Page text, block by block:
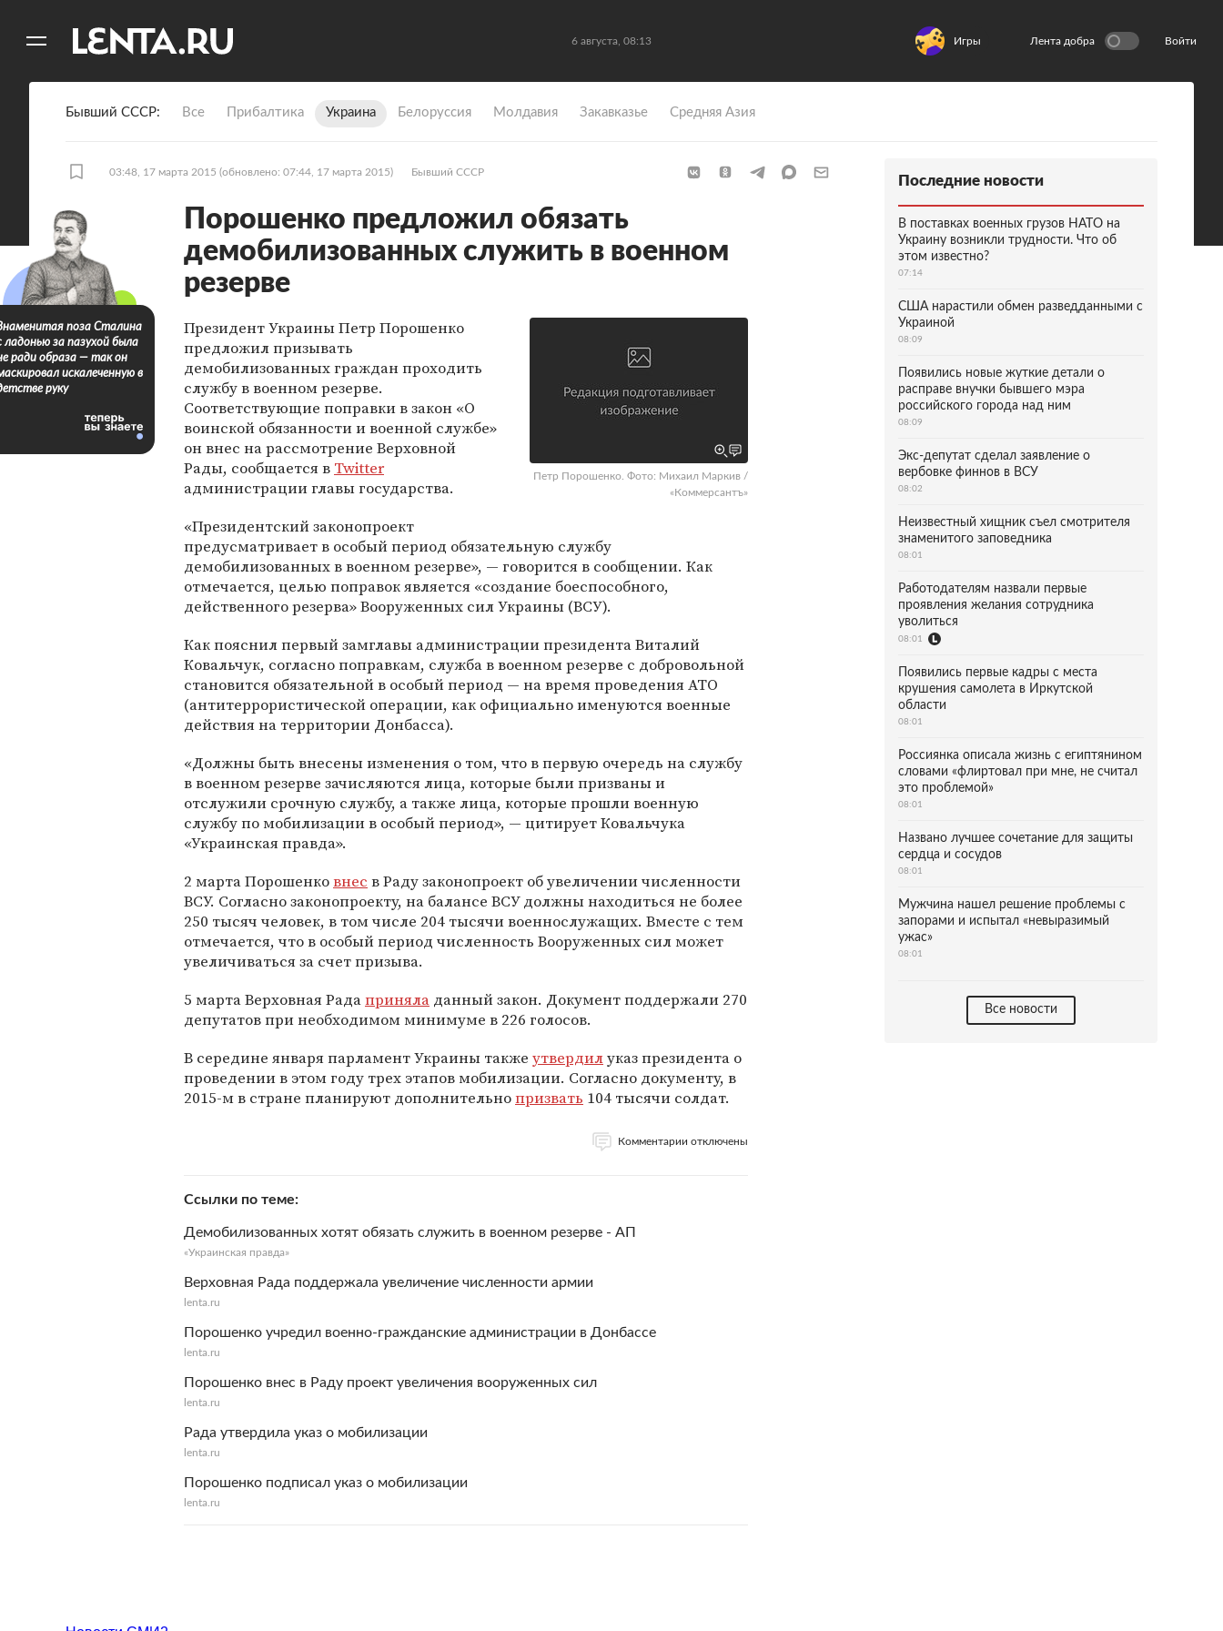
6 августа, 08:13 Игры Лента добра Войти
Бывший СССР Все Прибалтика Украина Белоруссия Молдавия Закавказье Средняя Азия
03:48, 17 марта 2015 (обновлено: 07:44, 17 марта 2015) Бывший СССР
Порошенко предложил обязать
демобилизованных служить в военном
резерве
Петр Порошенко. Фото: Михаил Маркив /
«Коммерсантъ»
Президент Украины Петр Порошенко
предложил призывать
демобилизованных граждан проходить
службу в военном резерве.
Соответствующие поправки в закон «О
воинской обязанности и военной службе»
он внес на рассмотрение Верховной
Рады, сообщается в Twitter
администрации главы государства.
«Президентский законопроект
предусматривает в особый период обязательную службу
демобилизованных в военном резерве», — говорится в сообщении. Как
отмечается, целью поправок является «создание боеспособного,
действенного резерва» Вооруженных сил Украины (ВСУ).
Как пояснил первый замглавы администрации президента Виталий
Ковальчук, согласно поправкам, служба в военном резерве с добровольной
становится обязательной в особый период — на время проведения АТО
(антитеррористической операции, как официально именуются военные
действия на территории Донбасса).
«Должны быть внесены изменения о том, что в первую очередь на службу
в военном резерве зачисляются лица, которые были призваны и
отслужили срочную службу, а также лица, которые прошли военную
службу по мобилизации в особый период», — цитирует Ковальчука
«Украинская правда».
2 марта Порошенковнес в Раду законопроект об увеличении численности
ВСУ. Согласно законопроекту, на балансе ВСУ должны находиться не более
250 тысяч человек, в том числе 204 тысячи военнослужащих. Вместе с тем
отмечается, что в особый период численность Вооруженных сил может
увеличиваться за счет призыва.
5 марта Верховная Радаприняла данный закон. Документ поддержали 270
депутатов при необходимом минимуме в 226 голосов.
В середине января парламент Украины также утвердилуказ президента о
проведении в этом году трех этапов мобилизации. Согласно документу, в
2015-м в стране планируют дополнительнопризвать 104 тысячи солдат.
Комментарии отключены
Ссылки по теме
Демобилизованных хотят обязать служить в военном резерве - АП
«Украинская правда»
Верховная Рада поддержала увеличение численности армии
lenta.ru
Порошенко учредил военно-гражданские администрации в Донбассе
lenta.ru
Порошенко внес в Раду проект увеличения вооруженных сил
lenta.ru
Рада утвердила указ о мобилизации
lenta.ru
Порошенко подписал указ о мобилизации
lenta.ru
поза Сталина
ладонью за пазухой была
ради образа — так он
искалеченную в
руку
Последние новости
В поставках военных грузов НАТО на
Украину возникли трудности. Что об
этом известно?
07:14
США нарастили обмен разведданными с
Украиной
08:09
Появились новые жуткие детали о
расправе внучки бывшего мэра
российского города над ним
08:09
Экс-депутат сделал заявление о
вербовке финнов в ВСУ
08:02
Неизвестный хищник съел смотрителя
знаменитого заповедника
08:01
Работодателям назвали первые
проявления желания сотрудника
уволиться
08:01
Появились первые кадры с места
крушения самолета в Иркутской
области
08:01
Россиянка описала жизнь с египтянином
словами «флиртовал при мне, не считал
это проблемой»
08:01
Названо лучшее сочетание для защиты
сердца и сосудов
08:01
Мужчина нашел решение проблемы с
запорами и испытал «невыразимый
ужас»
08:01
Все новости